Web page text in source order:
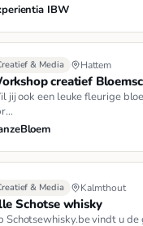
IBW
& Media Hattem
creatief
jij ook een leuke fleurige
& Media Kalmthout
Schotse whisky
Schotsewhisky.be vindt u